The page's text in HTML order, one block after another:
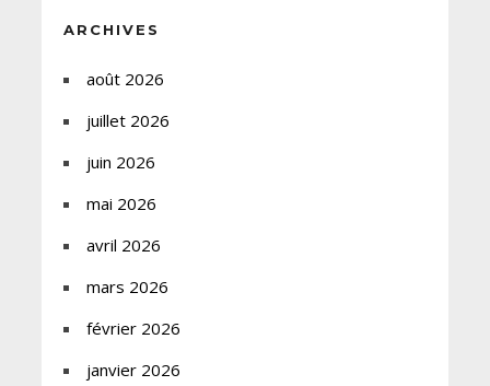
ARCHIVES
août 2026
juillet 2026
juin 2026
mai 2026
avril 2026
mars 2026
février 2026
janvier 2026